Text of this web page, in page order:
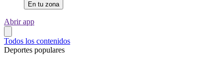
En tu zona
Abrir app
Todos los contenidos
Deportes populares